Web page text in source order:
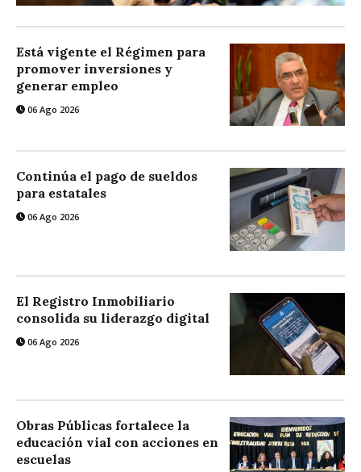
Está vigente el Régimen para
promover inversiones y
generar empleo
06 Ago 2026
Continúa el pago de sueldos
para estatales
06 Ago 2026
El Registro Inmobiliario
consolida su liderazgo digital
06 Ago 2026
Obras Públicas fortalece la
educación vial con acciones en
escuelas